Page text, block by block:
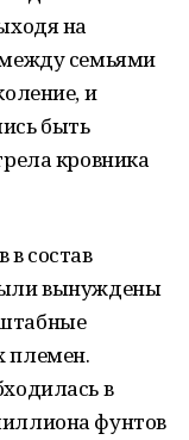
на
семьями
и
быть
кровника
состав
вынуждены
племен.
в
фунтов